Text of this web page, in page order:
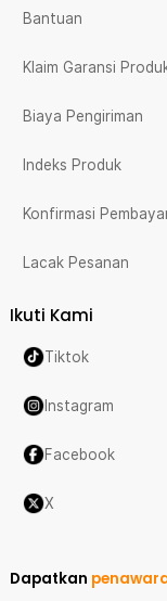
Bantuan
Klaim Garansi
Biaya Pengiriman
Indeks Produk
Konfirmasi
Lacak Pesanan
Ikuti Kami
Tiktok
Instagram
Facebook
X
Dapatkan